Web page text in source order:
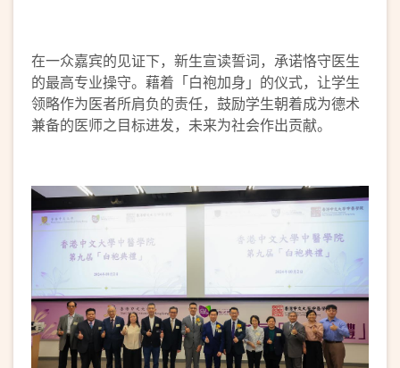
在一众嘉宾的见证下，新生宣读誓词，承诺恪守医生
的最高专业操守。藉着「白袍加身」的仪式，让学生
领略作为医者所肩负的责任，鼓励学生朝着成为德术
兼备的医师之目标进发，未来为社会作出贡献。